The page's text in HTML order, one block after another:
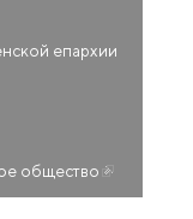
епархии
общество ссылка)